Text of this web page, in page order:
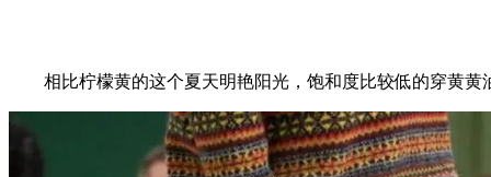
相比柠檬黄的这个夏天明艳阳光，饱和度比较低的穿黄黄